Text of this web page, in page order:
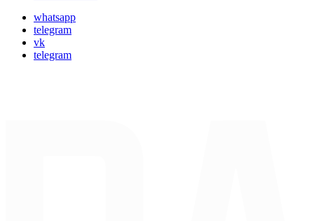
whatsapp
telegram
vk
telegram